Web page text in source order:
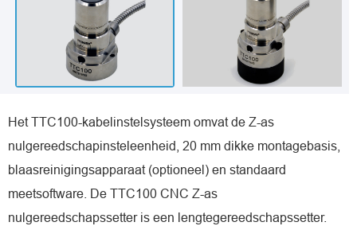
Het TTC100-kabelinstelsysteem omvat de Z-as
nulgereedschapinsteleenheid, 20 mm dikke montagebasis,
blaasreinigingsapparaat (optioneel) en standaard
meetsoftware. De TTC100 CNC Z-as
nulgereedschapssetter is een lengtegereedschapssetter.